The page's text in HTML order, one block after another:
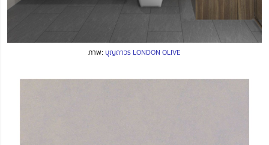
ภาพ: บุญถาวร LONDON OLIVE